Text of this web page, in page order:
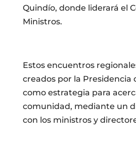
Quindío, donde liderará el
Ministros.
Estos encuentros
creados por la Presidencia
como estrategia para
comunidad, mediante un
con los ministros y